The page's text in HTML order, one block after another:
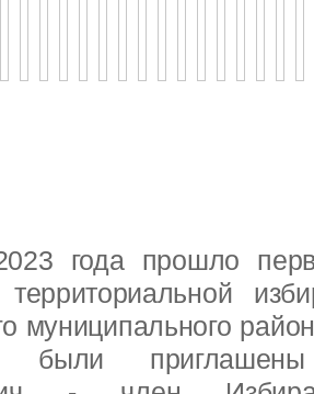
года прошло
территориальной
муниципального
были